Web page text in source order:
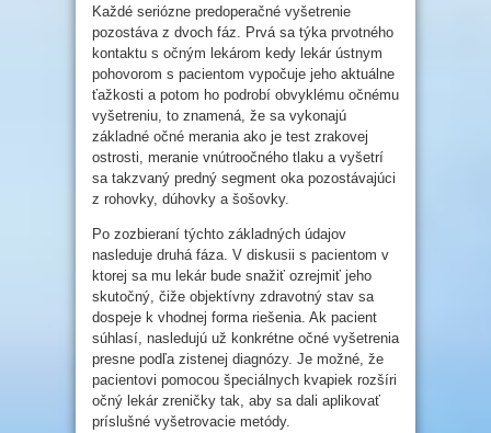
Každé seriózne predoperačné vyšetrenie
pozostáva z dvoch fáz. Prvá sa týka prvotného
kontaktu s očným lekárom kedy lekár ústnym
pohovorom s pacientom vypočuje jeho aktuálne
ťažkosti a potom ho podrobí obvyklému očnému
vyšetreniu, to znamená, že sa vykonajú
základné očné merania ako je test zrakovej
ostrosti, meranie vnútroočného tlaku a vyšetrí
sa takzvaný predný segment oka pozostávajúci
z rohovky, dúhovky a šošovky.
Po zozbieraní týchto základných údajov
nasleduje druhá fáza. V diskusii s pacientom v
ktorej sa mu lekár bude snažiť ozrejmiť jeho
skutočný, čiže objektívny zdravotný stav sa
dospeje k vhodnej forma riešenia. Ak pacient
súhlasí, nasledujú už konkrétne očné vyšetrenia
presne podľa zistenej diagnózy. Je možné, že
pacientovi pomocou špeciálnych kvapiek rozšíri
očný lekár zreničky tak, aby sa dali aplikovať
príslušné vyšetrovacie metódy.